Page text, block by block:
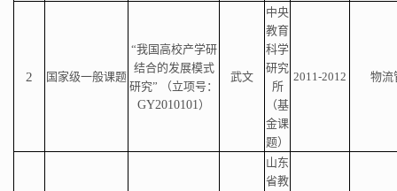
2 国家级一般课题
“我国高校产学研
结合的发展模式
研究” （立项号：
GY2010101 ）
武文
中央
教育
科学
研究
所
（基
金课
题）
2011-2012 物流
山东
省教